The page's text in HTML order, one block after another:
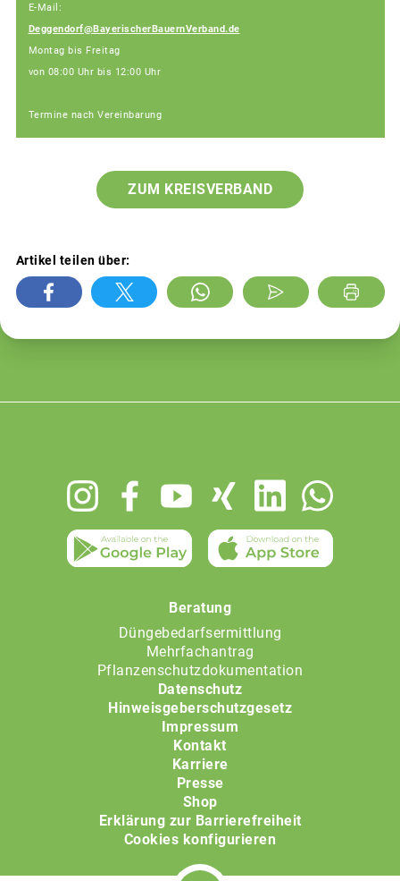
E-Mail:
Deggendorf@BayerischerBauernVerband.de
Montag bis Freitag
von 08:00 Uhr bis 12:00 Uhr
Termine nach Vereinbarung
ZUM KREISVERBAND
Artikel teilen über:
Beratung
Düngebedarfsermittlung
Mehrfachantrag
Pflanzenschutzdokumentation
Datenschutz
Hinweisgeberschutzgesetz
Impressum
Kontakt
Karriere
Presse
Shop
Erklärung zur Barrierefreiheit
Cookies konfigurieren